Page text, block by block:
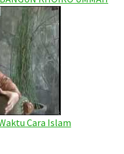
Cara Islam